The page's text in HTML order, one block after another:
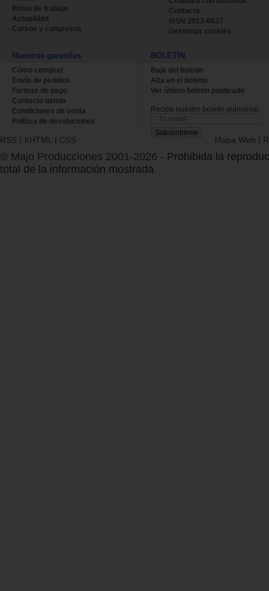
Bolsa de trabajo
Actualidad
Cursos y congresos
Contacta
ISSN 2013-0627
Gestionar cookies
Nuestras garantías
Cómo comprar
Envío de pedidos
Formas de pago
Contacto tienda
Condiciones de venta
Política de devoluciones
BOLETÍN
Baja del boletin
Alta en el boletin
Ver último boletin publicado
Recibe nuestro boletín quincenal.
RSS | XHTML | CSS Mapa Web |
© Majo Producciones 2001-2026 - Prohibida la
total de la información mostrada